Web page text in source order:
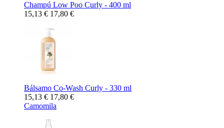
Champú Low Poo Curly - 400 ml
15,13 € 17,80 €
Bálsamo Co-Wash Curly - 330 ml
15,13 € 17,80 €
Camomila